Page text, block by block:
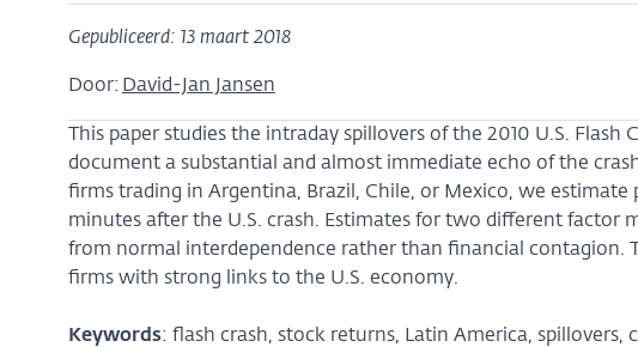
Gepubliceerd: 13 maart 2018
Door: David-Jan Jansen
This paper studies the intraday spillovers of the 2010 U.S.
document a substantial and almost immediate echo of the
firms trading in Argentina, Brazil, Chile, or Mexico, we estimate
minutes after the U.S. crash. Estimates for two different factor
from normal interdependence rather than financial contagion.
firms with strong links to the U.S. economy.
Keywords: flash crash, stock returns, Latin America, spillovers,